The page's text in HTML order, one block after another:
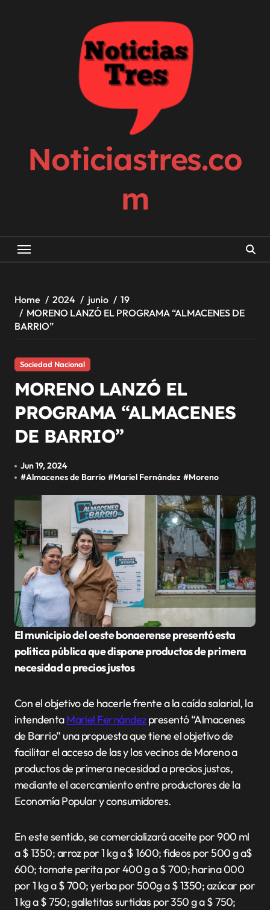
Noticiastres.co
m
Home 2024 junio
19
MORENO LANZÓ EL PROGRAMA “ALMACENES DE
BARRIO”
Sociedad Nacional
MORENO LANZÓ EL
PROGRAMA “ALMACENES
DE BARRIO”
Jun 19, 2024
#Almacenes de Barrio #Mariel Fernández #Moreno
El municipio del oeste bonaerense presentó esta
política pública que dispone productos de primera
necesidad a precios justos
Con el objetivo de hacerle frente a la caída salarial, la
intendentaMariel Fernándezpresentó “Almacenes
de Barrio” una propuesta que tiene el objetivo de
facilitar el acceso de las y los vecinos de Moreno a
productos de primera necesidad a precios justos,
mediante el acercamiento entre productores de la
Economía Popular y consumidores.
En este sentido, se comercializará aceite por 900 ml
a $ 1350; arroz por 1 kg a $ 1600; fideos por 500 g a$
600; tomate perita por 400 g a $ 700; harina 000
por 1 kg a $ 700; yerba por 500g a $ 1350; azúcar por
1 kg a $ 750; galletitas surtidas por 350 g a $ 750;